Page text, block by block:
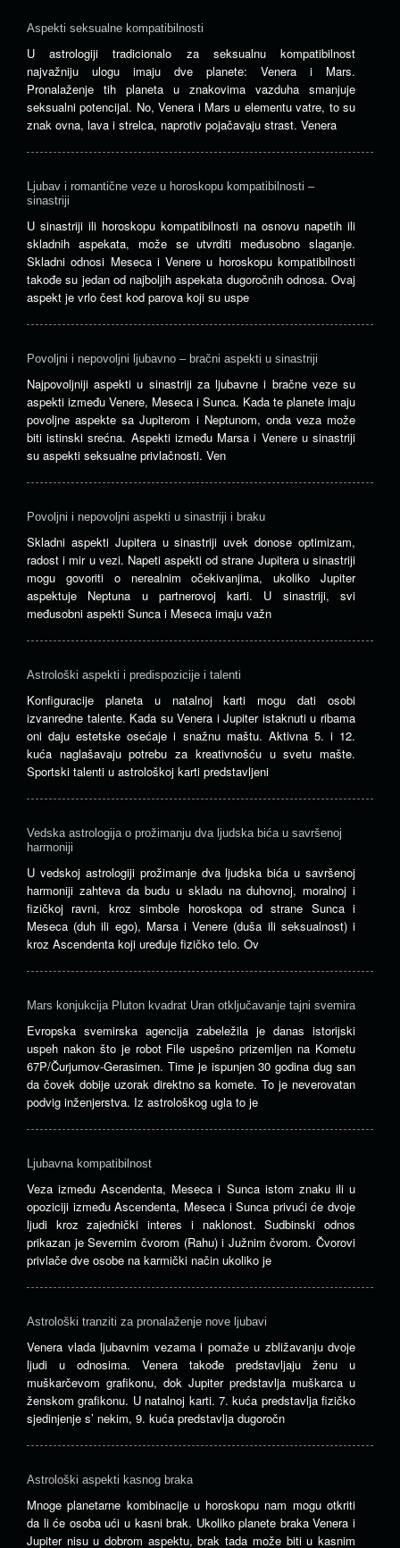
Aspekti seksualne kompatibilnosti
U astrologiji tradicionalo za seksualnu kompatibilnost
najvažniju ulogu imaju dve planete: Venera i Mars.
Pronalaženje tih planeta u znakovima vazduha smanjuje
seksualni potencijal. No, Venera i Mars u elementu vatre, to su
znak ovna, lava i strelca, naprotiv pojačavaju strast. Venera
Ljubav i romantične veze u horoskopu kompatibilnosti –
sinastriji
U sinastriji ili horoskopu kompatibilnosti na osnovu napetih ili
skladnih aspekata, može se utvrditi međusobno slaganje.
Skladni odnosi Meseca i Venere u horoskopu kompatibilnosti
takođe su jedan od najboljih aspekata dugoročnih odnosa. Ovaj
aspekt je vrlo čest kod parova koji su uspe
Povoljni i nepovoljni ljubavno – bračni aspekti u sinastriji
Najpovoljniji aspekti u sinastriji za ljubavne i bračne veze su
aspekti između Venere, Meseca i Sunca. Kada te planete imaju
povoljne aspekte sa Jupiterom i Neptunom, onda veza može
biti istinski srećna. Aspekti između Marsa i Venere u sinastriji
su aspekti seksualne privlačnosti. Ven
Povoljni i nepovoljni aspekti u sinastriji i braku
Skladni aspekti Jupitera u sinastriji uvek donose optimizam,
radost i mir u vezi. Napeti aspekti od strane Jupitera u sinastriji
mogu govoriti o nerealnim očekivanjima, ukoliko Jupiter
aspektuje Neptuna u partnerovoj karti. U sinastriji, svi
međusobni aspekti Sunca i Meseca imaju važn
Astrološki aspekti i predispozicije i talenti
Konfiguracije planeta u natalnoj karti mogu dati osobi
izvanredne talente. Kada su Venera i Jupiter istaknuti u ribama
oni daju estetske osećaje i snažnu maštu. Aktivna 5. i 12.
kuća naglašavaju potrebu za kreativnošću u svetu mašte.
Sportski talenti u astrološkoj karti predstavljeni
Vedska astrologija o prožimanju dva ljudska bića u savršenoj
harmoniji
U vedskoj astrologiji prožimanje dva ljudska bića u savršenoj
harmoniji zahteva da budu u skladu na duhovnoj, moralnoj i
fizičkoj ravni, kroz simbole horoskopa od strane Sunca i
Meseca (duh ili ego), Marsa i Venere (duša ili seksualnost) i
kroz Ascendenta koji uređuje fizičko telo. Ov
Mars konjukcija Pluton kvadrat Uran otključavanje tajni svemira
Evropska svemirska agencija zabeležila je danas istorijski
uspeh nakon što je robot File uspešno prizemljen na Kometu
67P/Čurjumov-Gerasimen. Time je ispunjen 30 godina dug san
da čovek dobije uzorak direktno sa komete. To je neverovatan
podvig inženjerstva. Iz astrološkog ugla to je
Ljubavna kompatibilnost
Veza između Ascendenta, Meseca i Sunca istom znaku ili u
opoziciji između Ascendenta, Meseca i Sunca privući će dvoje
ljudi kroz zajednički interes i naklonost. Sudbinski odnos
prikazan je Severnim čvorom (Rahu) i Južnim čvorom. Čvorovi
privlače dve osobe na karmički način ukoliko je
Astrološki tranziti za pronalaženje nove ljubavi
Venera vlada ljubavnim vezama i pomaže u zbližavanju dvoje
ljudi u odnosima. Venera takođe predstavljaju ženu u
muškarčevom grafikonu, dok Jupiter predstavlja muškarca u
ženskom grafikonu. U natalnoj karti. 7. kuća predstavlja fizičko
sjedinjenje s’ nekim, 9. kuća predstavlja dugoročn
Astrološki aspekti kasnog braka
Mnoge planetarne kombinacije u horoskopu nam mogu otkriti
da li će osoba ući u kasni brak. Ukoliko planete braka Venera i
Jupiter nisu u dobrom aspektu, brak tada može biti u kasnim